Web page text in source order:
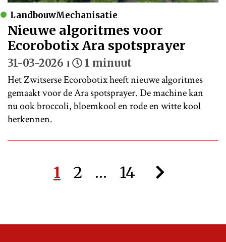
LandbouwMechanisatie
Nieuwe algoritmes voor
Ecorobotix Ara spotsprayer
31-03-2026 1 minuut
Het Zwitserse Ecorobotix heeft nieuwe algoritmes
gemaakt voor de Ara spotsprayer. De machine kan
nu ook broccoli, bloemkool en rode en witte kool
herkennen.
1 2 … 14